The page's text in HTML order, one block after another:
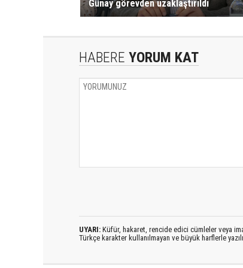
Günay görevden uzaklaştırıldı
HABERE YORUM KAT
UYARI: Küfür, hakaret, rencide edici cümleler veya
Türkçe karakter kullanılmayan ve büyük harflerle